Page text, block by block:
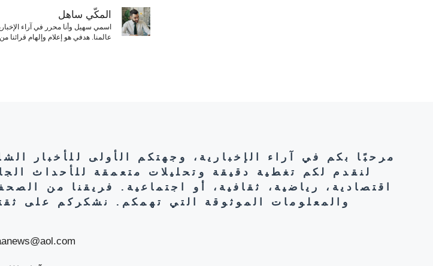
المكّي ساهل
اسمي سهيل وأنا محرر في آراء
عالمنا. هدفي هو إعلام وإلهام قرائنا
مرحبًا بكم في آراء الإخبارية، وجهتكم الأولى للأخبار
لنقدم لكم تغطية دقيقة وتحليلات متعمقة للأحداث
اقتصادية، رياضية، ثقافية، أو اجتماعية. فريقنا من
والمعلومات الموثوقة التي تهمكم. نشكركم على